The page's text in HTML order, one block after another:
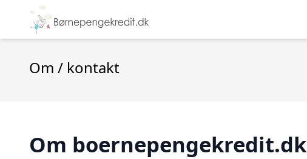
Om / kontakt
Om boernepengekredit.dk